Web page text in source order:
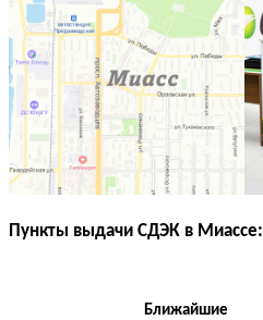
Пункты выдачи СДЭК в Миассе:
Ближайшие